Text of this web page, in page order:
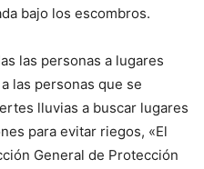
bajo los escombros.
las personas a lugares
las personas que se
lluvias a buscar lugares
para evitar riegos, «El
General de Protección